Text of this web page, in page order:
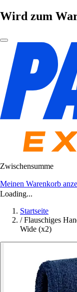
Wird zum
Zwischensumme
Meinen Warenkorb
Loading...
Startseite
/ Flauschiges
Wide (x2)